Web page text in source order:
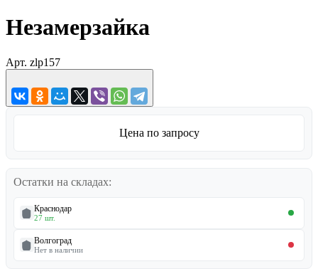
Незамерзайка
Арт. zlp157
Цена по запросу
Остатки на складах:
Краснодар
27 шт.
Волгоград
Нет в наличии